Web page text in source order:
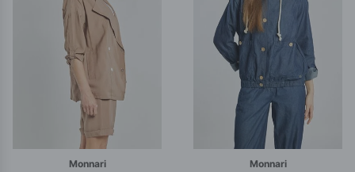
Monnari
Monnari